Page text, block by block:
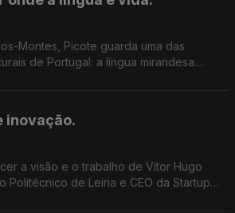
Montes, Picote guarda uma das
de Portugal: a língua mirandesa.
inovação.
a visão e o trabalho de Vítor Hugo
Politécnico de Leiria e CEO da Startup